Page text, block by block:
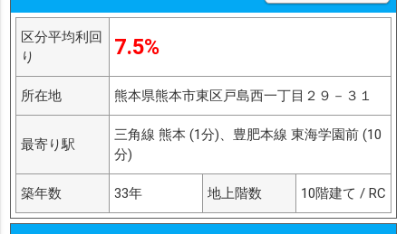
区分平均利回
り
7.5%
所在地 熊本県熊本市東区戸島西一丁目２９－３１
最寄り駅
三角線 熊本 (1分)、豊肥本線 東海学園前 (10
分)
築年数 33年 地上階数 10階建て / RC